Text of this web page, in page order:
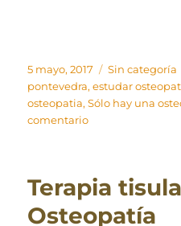
Publicado
el
5 mayo, 2017 Categorías
Sin categoría
pontevedra,estudar
osteopatia,Sólo hay una
comentarioen
osteopatía,
ésta
Terapia
Osteopatía